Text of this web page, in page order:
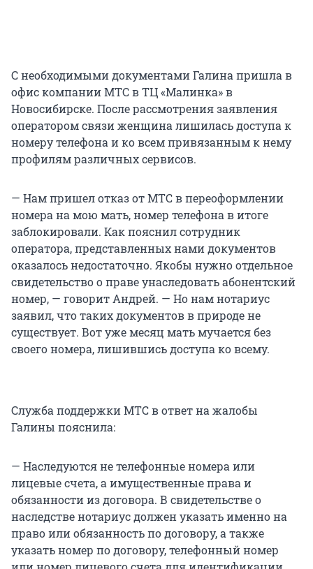
С необходимыми документами Галина пришла в
офис компании МТС в ТЦ «Малинка» в
Новосибирске. После рассмотрения заявления
оператором связи женщина лишилась доступа к
номеру телефона и ко всем привязанным к нему
профилям различных сервисов.
— Нам пришел отказ от МТС в переоформлении
номера на мою мать, номер телефона в итоге
заблокировали. Как пояснил сотрудник
оператора, представленных нами документов
оказалось недостаточно. Якобы нужно отдельное
свидетельство о праве унаследовать абонентский
номер, — говорит Андрей. — Но нам нотариус
заявил, что таких документов в природе не
существует. Вот уже месяц мать мучается без
своего номера, лишившись доступа ко всему.
Служба поддержки МТС в ответ на жалобы
Галины пояснила:
— Наследуются не телефонные номера или
лицевые счета, а имущественные права и
обязанности из договора. В свидетельстве о
наследстве нотариус должен указать именно на
право или обязанность по договору, а также
указать номер по договору, телефонный номер